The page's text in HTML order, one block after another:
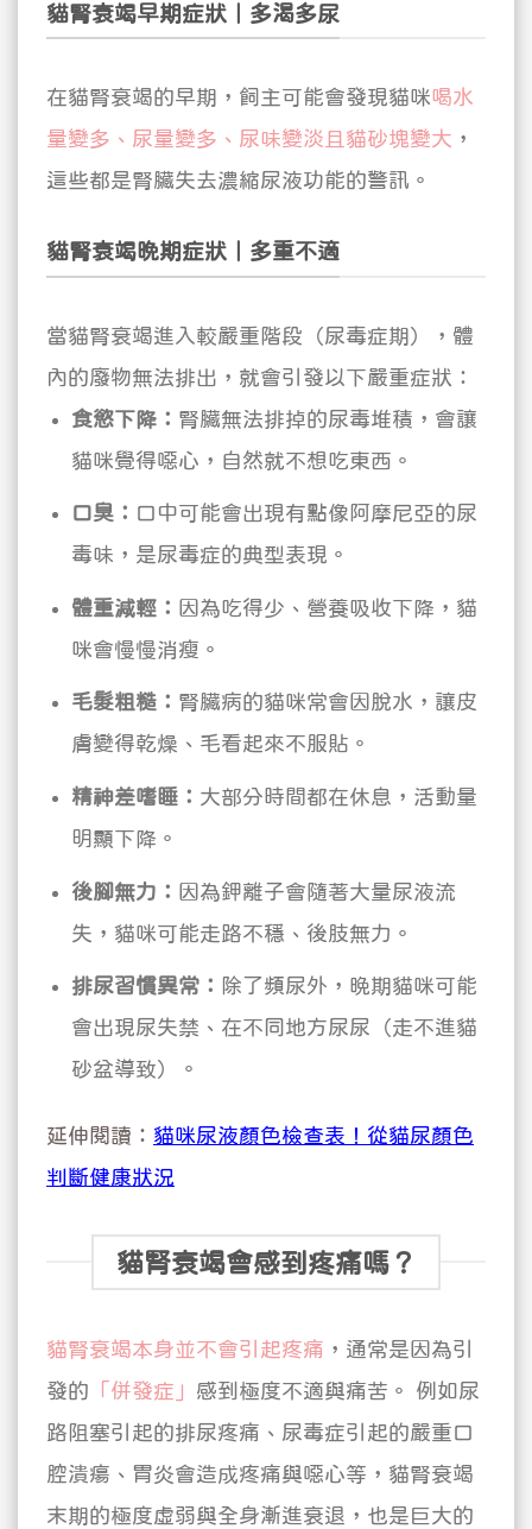
貓腎衰竭早期症狀｜多渴多尿
在貓腎衰竭的早期，飼主可能會發現貓咪喝水
量變多、尿量變多、尿味變淡且貓砂塊變大 ，
這些都是腎臟失去濃縮尿液功能的警訊。
貓腎衰竭晚期症狀｜多重不適
當貓腎衰竭進入較嚴重階段（尿毒症期），體
內的廢物無法排出，就會引發以下嚴重症狀：
食慾下降： 腎臟無法排掉的尿毒堆積，會讓
貓咪覺得噁心，自然就不想吃東西。
口臭： 口中可能會出現有點像阿摩尼亞的尿
毒味，是尿毒症的典型表現。
體重減輕：
因為吃得少、營養吸收下降，貓
咪會慢慢消瘦。
毛髮粗糙： 腎臟病的貓咪常會因脫水，讓皮
膚變得乾燥、毛看起來不服貼。
精神差嗜睡： 大部分時間都在休息，活動量
明顯下降。
後腳無力：
因為鉀離子會隨著大量尿液流
失，貓咪可能走路不穩、後肢無力。
排尿習慣異常： 除了頻尿外，晚期貓咪可能
會出現尿失禁、在不同地方尿尿（走不進貓
砂盆導致）。
延伸閱讀： 貓咪尿液顏色檢查表！從貓尿顏色
判斷健康狀況
貓腎衰竭會感到疼痛嗎？
貓腎衰竭本身並不會引起疼痛 ，通常是因為引
發的 「併發症」 感到極度不適與痛苦。
例如尿
路阻塞引起的排尿疼痛、尿毒症引起的嚴重口
腔潰瘍、胃炎會造成疼痛與噁心等，貓腎衰竭
末期的極度虛弱與全身漸進衰退，也是巨大的